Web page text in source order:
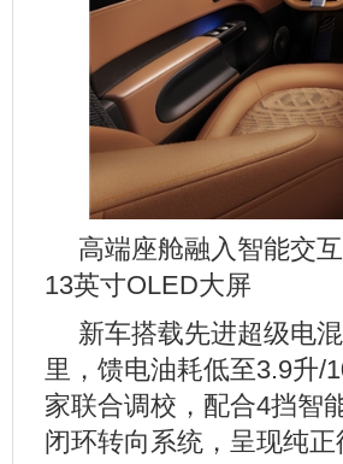
高端座舱融入智能交
13英寸OLED大屏
新车搭载先进超级电
里，馈电油耗低至3.9升/
家联合调校，配合4挡智
闭环转向系统，呈现纯